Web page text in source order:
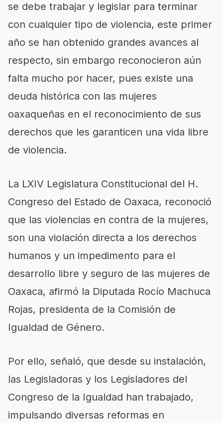
se debe trabajar y legislar para terminar
con cualquier tipo de violencia, este primer
año se han obtenido grandes avances al
respecto, sin embargo reconocieron aún
falta mucho por hacer, pues existe una
deuda histórica con las mujeres
oaxaqueñas en el reconocimiento de sus
derechos que les garanticen una vida libre
de violencia.
La LXIV Legislatura Constitucional del H.
Congreso del Estado de Oaxaca, reconoció
que las violencias en contra de la mujeres,
son una violación directa a los derechos
humanos y un impedimento para el
desarrollo libre y seguro de las mujeres de
Oaxaca, afirmó la Diputada Rocío Machuca
Rojas, presidenta de la Comisión de
Igualdad de Género.
Por ello, señaló, que desde su instalación,
las Legisladoras y los Legisladores del
Congreso de la Igualdad han trabajado,
impulsando diversas reformas en